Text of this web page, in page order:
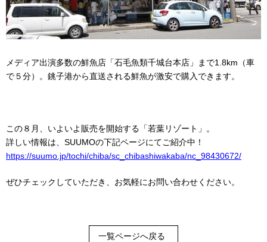
メディア出演多数の鮮魚店「石毛魚類千城台本店」まで1.8km（車
で５分）。銚子港から直送される鮮魚が激安で購入できます。
この８月、いよいよ販売を開始する「若葉リゾート」。
詳しい情報は、SUUMOの下記ページにてご紹介中！
https://suumo.jp/tochi/chiba/sc_chibashiwakaba/nc_98430672/
ぜひチェックしていただき、お気軽にお問い合わせください。
一覧ページへ戻る